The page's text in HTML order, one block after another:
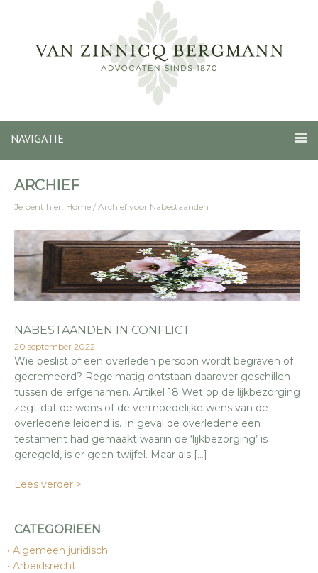
NAVIGATIE
ARCHIEF
Je bent hier: Home / Archief voor Nabestaanden
NABESTAANDEN IN CONFLICT
20 september 2022
Wie beslist of een overleden persoon wordt begraven of
gecremeerd? Regelmatig ontstaan daarover geschillen
tussen de erfgenamen. Artikel 18 Wet op de lijkbezorging
zegt dat de wens of de vermoedelijke wens van de
overledene leidend is. In geval de overledene een
testament had gemaakt waarin de ‘lijkbezorging’ is
geregeld, is er geen twijfel. Maar als […]
Lees verder >
CATEGORIEËN
Algemeen juridisch
Arbeidsrecht